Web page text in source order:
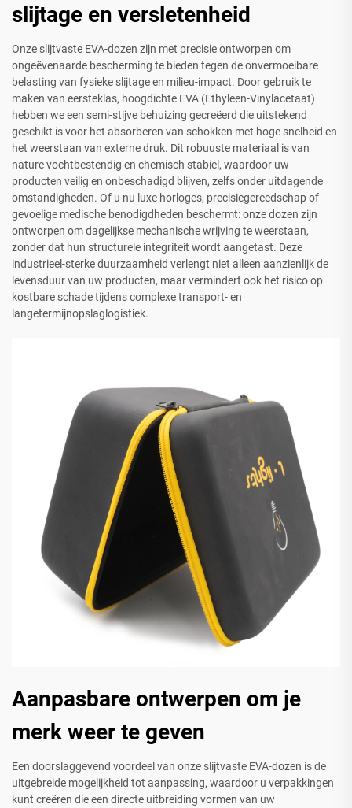
slijtage en versletenheid
Onze slijtvaste EVA-dozen zijn met precisie ontworpen om
ongeëvenaarde bescherming te bieden tegen de onvermoeibare
belasting van fysieke slijtage en milieu-impact. Door gebruik te
maken van eersteklas, hoogdichte EVA (Ethyleen-Vinylacetaat)
hebben we een semi-stijve behuizing gecreëerd die uitstekend
geschikt is voor het absorberen van schokken met hoge snelheid en
het weerstaan van externe druk. Dit robuuste materiaal is van
nature vochtbestendig en chemisch stabiel, waardoor uw
producten veilig en onbeschadigd blijven, zelfs onder uitdagende
omstandigheden. Of u nu luxe horloges, precisiegereedschap of
gevoelige medische benodigdheden beschermt: onze dozen zijn
ontworpen om dagelijkse mechanische wrijving te weerstaan,
zonder dat hun structurele integriteit wordt aangetast. Deze
industrieel-sterke duurzaamheid verlengt niet alleen aanzienlijk de
levensduur van uw producten, maar vermindert ook het risico op
kostbare schade tijdens complexe transport- en
langetermijnopslaglogistiek.
Aanpasbare ontwerpen om je
merk weer te geven
Een doorslaggevend voordeel van onze slijtvaste EVA-dozen is de
uitgebreide mogelijkheid tot aanpassing, waardoor u verpakkingen
kunt creëren die een directe uitbreiding vormen van uw